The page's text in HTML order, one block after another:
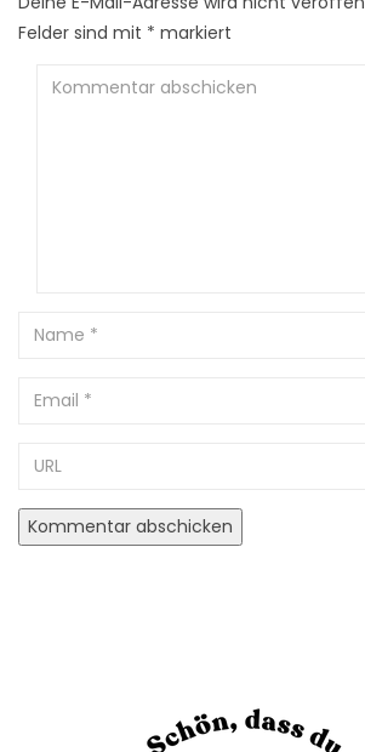
Felder sind mit * markiert
Kommentar
Name
Email